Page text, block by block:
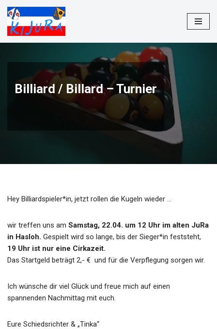
Zum
Inhalt
Billiard / Billard – Turnier
Hey Billiardspieler*in, jetzt rollen die Kugeln wieder …
wir treffen uns am Samstag, 22.04. um 12 Uhr im alten JuRa
in Hasloh. Gespielt wird so lange, bis der Sieger*in feststeht,
19 Uhr ist nur eine Cirkazeit.
Das Startgeld beträgt 2,- € und für die Verpflegung sorgen wir.
Ich wünsche dir viel Glück und freue mich auf einen
spannenden Nachmittag mit euch.
Eure Schiedsrichter & „Tinka“